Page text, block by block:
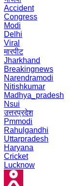
Accident
Congress
Modi
Delhi
Viral
मारपीट
Jharkhand
Breakingnews
Narendramodi
Nitishkumar
Madhya_pradesh
Nsui
उत्तरप्रदेश
Pmmodi
Rahulgandhi
Uttarpradesh
Haryana
Cricket
Lucknow